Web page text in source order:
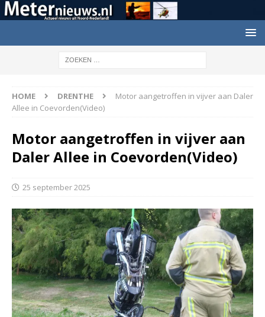
HOME DRENTHE
Motor aangetroffen in vijver aan Daler
Allee in Coevorden(Video)
Motor aangetroffen in vijver aan
Daler Allee in Coevorden(Video)
25 september 2025